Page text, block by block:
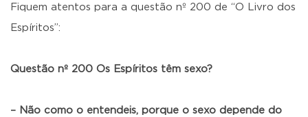
Fiquem atentos para a questão nº 200 de “O Livro dos
Espíritos”:
Questão nº 200 Os Espíritos têm sexo?
– Não como o entendeis, porque o sexo depende do